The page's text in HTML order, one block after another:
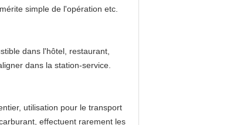
simple de l'opération etc.
dans l'hôtel, restaurant,
dans la station-service.
utilisation pour le transport
effectuent rarement les